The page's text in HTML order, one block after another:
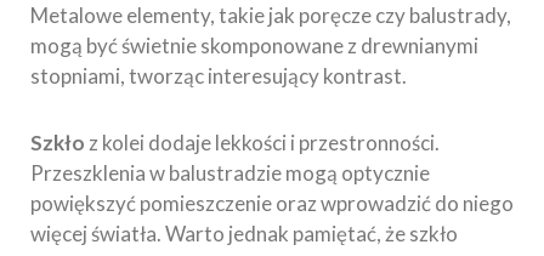
Metalowe elementy, takie jak poręcze czy balustrady,
mogą być świetnie skomponowane z drewnianymi
stopniami, tworząc interesujący kontrast.
Szkło z kolei dodaje lekkości i przestronności.
Przeszklenia w balustradzie mogą optycznie
powiększyć pomieszczenie oraz wprowadzić do niego
więcej światła. Warto jednak pamiętać, że szkło